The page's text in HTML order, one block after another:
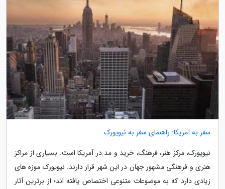
سفر به آمریکا: راهنمای سفر به نیویورک
نیویورک، مرکز هنر، فرهنگ، خرید و مد در آمریکا است. بسیاری از مراکز
هنری و فرهنگی مشهور جهان در این شهر قرار دارند. نیویورک موزه های
زیادی دارد که به موضوعات متنوعی اختصاص یافته اند؛ از برترین آثار